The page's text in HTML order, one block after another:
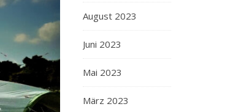
August 2023
Juni 2023
Mai 2023
März 2023